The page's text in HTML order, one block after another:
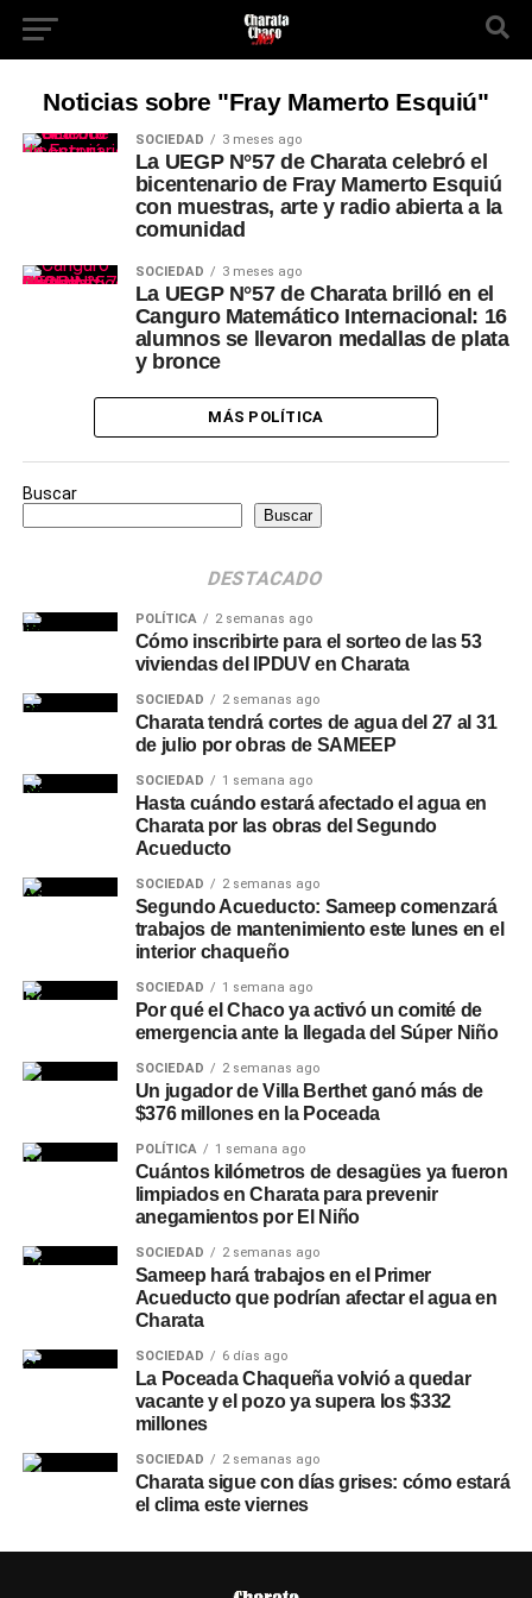
Noticias sobre "Fray Mamerto Esquiú"
SOCIEDAD 3 meses ago
La UEGP N°57 de Charata celebró el
bicentenario de Fray Mamerto Esquiú
con muestras, arte y radio abierta a la
comunidad
SOCIEDAD 3 meses ago
La UEGP N°57 de Charata brilló en el
Canguro Matemático Internacional: 16
alumnos se llevaron medallas de plata
y bronce
MÁS POLÍTICA
Buscar
Buscar
DESTACADO
POLÍTICA 2 semanas ago
Cómo inscribirte para el sorteo de las 53
viviendas del IPDUV en Charata
SOCIEDAD 2 semanas ago
Charata tendrá cortes de agua del 27 al 31
de julio por obras de SAMEEP
SOCIEDAD 1 semana ago
Hasta cuándo estará afectado el agua en
Charata por las obras del Segundo
Acueducto
SOCIEDAD 2 semanas ago
Segundo Acueducto: Sameep comenzará
trabajos de mantenimiento este lunes en el
interior chaqueño
SOCIEDAD 1 semana ago
Por qué el Chaco ya activó un comité de
emergencia ante la llegada del Súper Niño
SOCIEDAD 2 semanas ago
Un jugador de Villa Berthet ganó más de
$376 millones en la Poceada
POLÍTICA 1 semana ago
Cuántos kilómetros de desagües ya fueron
limpiados en Charata para prevenir
anegamientos por El Niño
SOCIEDAD 2 semanas ago
Sameep hará trabajos en el Primer
Acueducto que podrían afectar el agua en
Charata
SOCIEDAD 6 días ago
La Poceada Chaqueña volvió a quedar
vacante y el pozo ya supera los $332
millones
SOCIEDAD 2 semanas ago
Charata sigue con días grises: cómo estará
el clima este viernes